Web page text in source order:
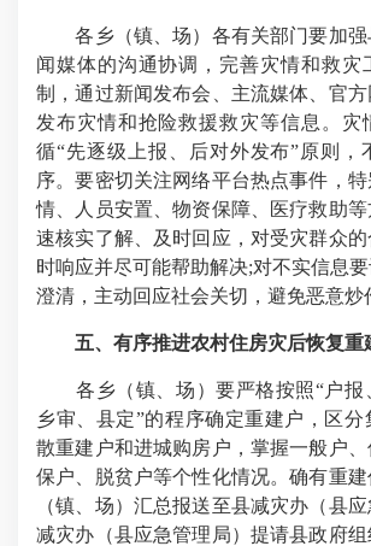
各乡（镇、场）各有关部门要加强
闻媒体的沟通协调，完善灾情和救灾
制，通过新闻发布会、主流媒体、官
发布灾情和抢险救援救灾等信息。灾
循“先逐级上报、后对外发布”原则，
序。要密切关注网络平台热点事件，
情、人员安置、物资保障、医疗救助
速核实了解、及时回应，对受灾群众的
时响应并尽可能帮助解决;对不实信息
澄清，主动回应社会关切，避免恶意炒
五、有序推进农村住房灾后恢复重
各乡（镇、场）要严格按照“户报
乡审、县定”的程序确定重建户，区分
散重建户和进城购房户，掌握一般户
保户、脱贫户等个性化情况。确有重
（镇、场）汇总报送至县减灾办（县
减灾办（县应急管理局）提请县政府